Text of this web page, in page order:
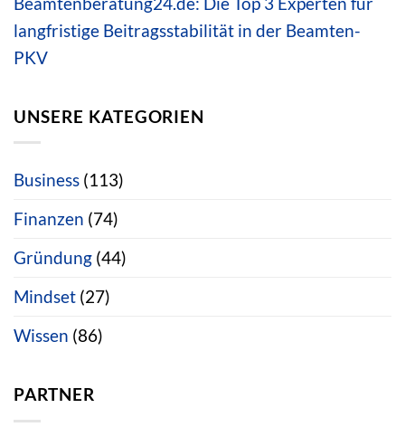
langfristige Beitragsstabilität in der Beamten-
PKV
UNSERE KATEGORIEN
Business (113)
Finanzen (74)
Gründung (44)
Mindset (27)
Wissen (86)
PARTNER